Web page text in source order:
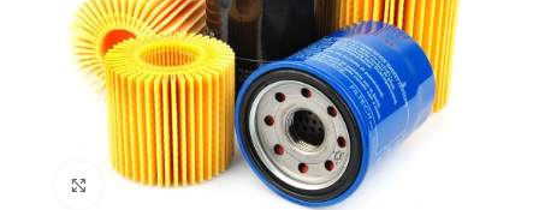
Увеличить